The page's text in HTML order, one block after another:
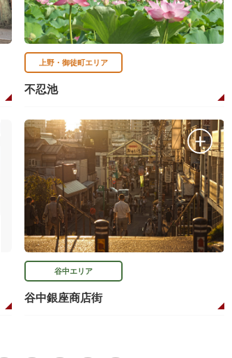
上野・御徒町エリア
不忍池
谷中エリア
谷中銀座商店街